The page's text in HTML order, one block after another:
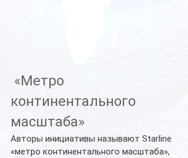
«Метро
континентального
масштаба»
Авторы инициативы называют Starline
«метро континентального масштаба»,